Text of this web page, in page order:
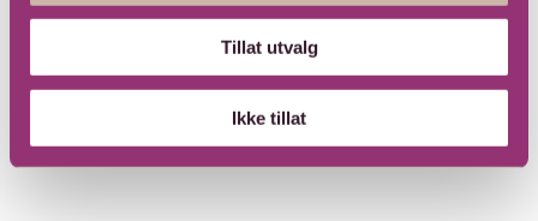
Tillat utvalg
Ikke tillat